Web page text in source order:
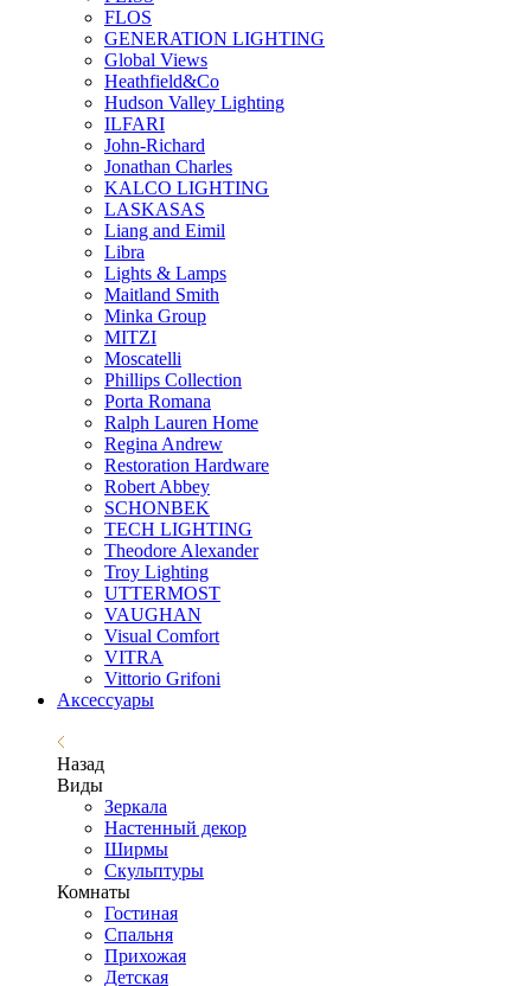
FLOS
GENERATION LIGHTING
Global Views
Heathfield&Co
Hudson Valley Lighting
ILFARI
John-Richard
Jonathan Charles
KALCO LIGHTING
LASKASAS
Liang and Eimil
Libra
Lights & Lamps
Maitland Smith
Minka Group
MITZI
Moscatelli
Phillips Collection
Porta Romana
Ralph Lauren Home
Regina Andrew
Restoration Hardware
Robert Abbey
SCHONBEK
TECH LIGHTING
Theodore Alexander
Troy Lighting
UTTERMOST
VAUGHAN
Visual Comfort
VITRA
Vittorio Grifoni
Аксессуары
Назад
Виды
Зеркала
Настенный декор
Ширмы
Скульптуры
Комнаты
Гостиная
Спальня
Прихожая
Детская